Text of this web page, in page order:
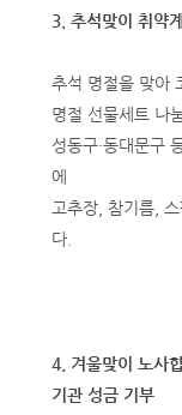
3. 추석맞이 취약
추석 명절을 맞아
명절 선물세트 나
성동구·동대문구
에
고추장, 참기름,
다.
4. 겨울맞이 노사
기관 성금 기부